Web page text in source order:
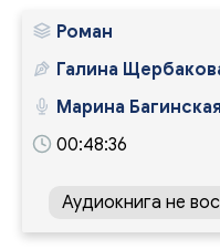
Роман
Галина
Марина Багинская
00:48:36
Аудиокнига не